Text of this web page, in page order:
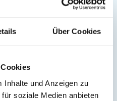
Über Cookies
Inhalte und Anzeigen zu
soziale Medien anbieten